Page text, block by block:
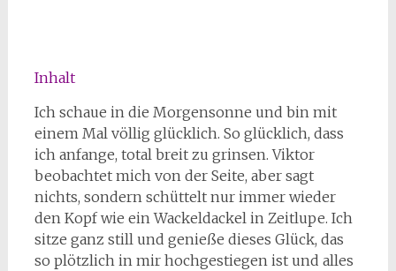
Inhalt
Ich schaue in die Morgensonne und bin mit
einem Mal völlig glücklich. So glücklich, dass
ich anfange, total breit zu grinsen. Viktor
beobachtet mich von der Seite, aber sagt
nichts, sondern schüttelt nur immer wieder
den Kopf wie ein Wackeldackel in Zeitlupe. Ich
sitze ganz still und genieße dieses Glück, das
so plötzlich in mir hochgestiegen ist und alles